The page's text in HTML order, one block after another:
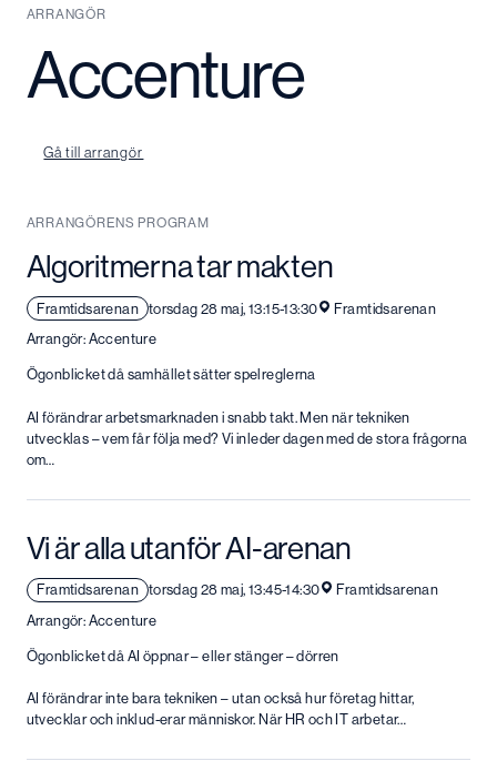
ARRANGÖR
Accenture
Gå till arrangör
ARRANGÖRENS PROGRAM
Algoritmerna tar makten
Framtidsarenan torsdag 28 maj, 13:15-13:30
Framtidsarenan
Arrangör: Accenture
Ögonblicket då samhället sätter spelreglerna
AI förändrar arbetsmarknaden i snabb takt. Men när tekniken
utvecklas – vem får följa med? Vi inleder dagen med de stora frågorna
om…
Vi är alla utanför AI-arenan
Framtidsarenan torsdag 28 maj, 13:45-14:30
Framtidsarenan
Arrangör: Accenture
Ögonblicket då AI öppnar – eller stänger – dörren
AI förändrar inte bara tekniken – utan också hur företag hittar,
utvecklar och inklud-erar människor. När HR och IT arbetar…